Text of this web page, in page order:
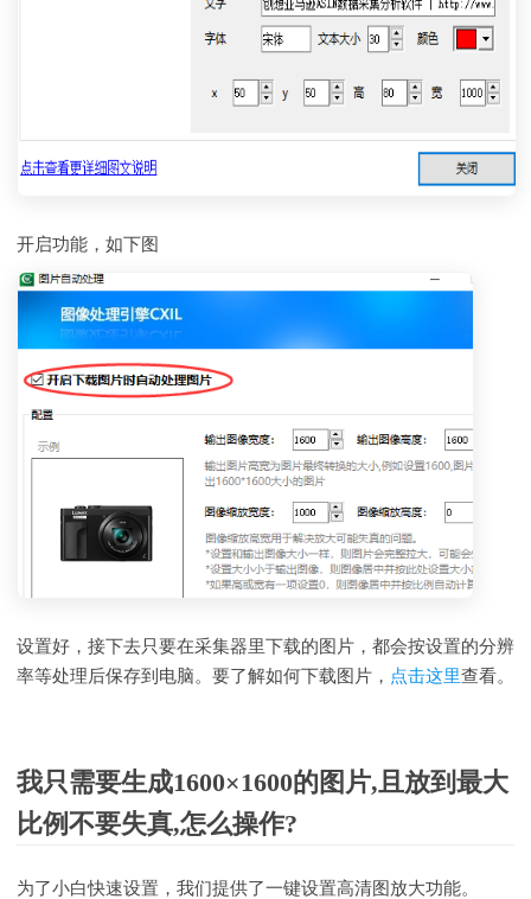
开启功能，如下图
设置好，接下去只要在采集器里下载的图片，都会按设置的分辨
率等处理后保存到电脑。要了解如何下载图片， 点击这里查看。
我只需要生成1600×1600的图片,且放到最大
比例不要失真,怎么操作?
为了小白快速设置，我们提供了一键设置高清图放大功能。